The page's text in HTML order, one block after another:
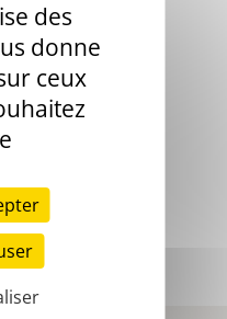
des
donne
ceux